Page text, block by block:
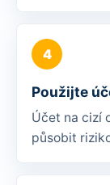
Použijte
Účet na cizí
působit